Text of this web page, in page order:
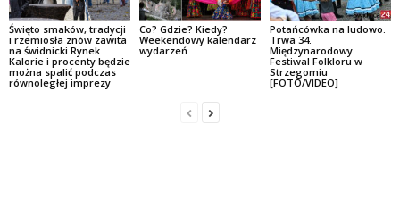
Święto smaków, tradycji
i rzemiosła znów zawita
na świdnicki Rynek.
Kalorie i procenty będzie
można spalić podczas
równoległej imprezy
Co? Gdzie? Kiedy?
Weekendowy kalendarz
wydarzeń
Potańcówka na ludowo.
Trwa 34.
Międzynarodowy
Festiwal Folkloru w
Strzegomiu
[FOTO/VIDEO]